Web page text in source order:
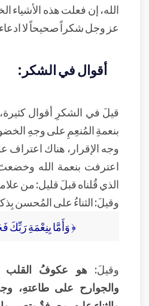
الله، إن فعلت هذه
عز وجل شكراً صحيحاً لا
أقوال في الشكر:
قيلَ في الشكرِ أقوال
بنعمةِ المُنعِمِ على وجهِ
وجه الإقرار، هناك اعتراف
اعترفت بنعمة الله
الذي قُلناه قبلَ قليل: من
وقيلَ: الثناءُ على المُحسن
﴿ وَأَمَّا بِنِعْمَةِ رَبِّكَ
وقيلَ: هو عكوفُ القلب
والجوارح على طاعتهِ،